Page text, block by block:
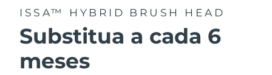
ISSA™ HYBRID BRUSH HEAD
Substitua a cada 6
meses